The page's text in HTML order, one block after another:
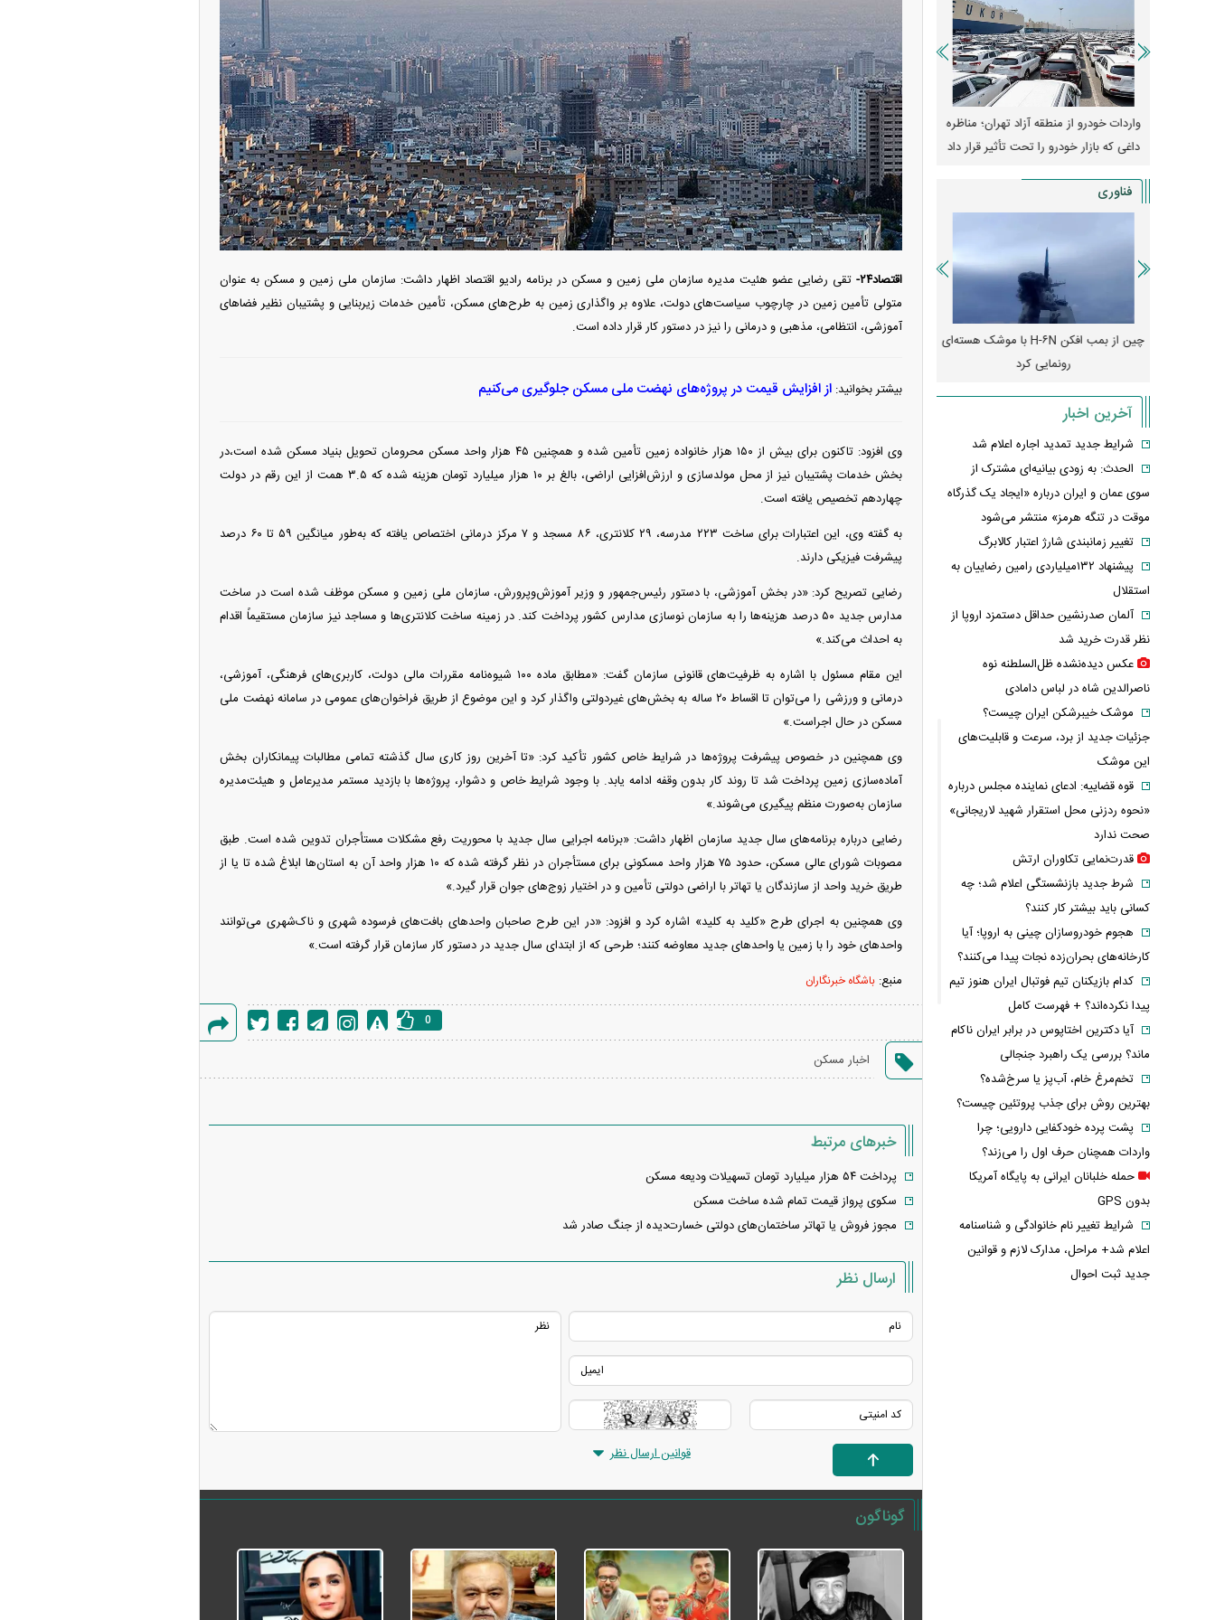
اقتصاد۲۴-
تقی رضایی عضو هئیت مدیره سازمان ملی زمین و مسکن در برنامه رادیو اقتصاد اظهار داشت: سازمان ملی زمین و مسکن به عنوان
متولی تأمین زمین در چارچوب سیاست‌های دولت، علاوه بر واگذاری زمین به طرح‌های مسکن، تأمین خدمات زیربنایی و پشتیبان نظیر فضاهای
آموزشی، انتظامی، مذهبی و درمانی را نیز در دستور کار قرار داده است.
بیشتر بخوانید: از افزایش قیمت در پروژه‌های نهضت ملی مسکن جلوگیری می‌کنیم
وی افزود: تاکنون برای بیش از ۱۵۰ هزار خانواده زمین تأمین شده و همچنین ۴۵ هزار واحد مسکن محرومان تحویل بنیاد مسکن شده است،در
بخش خدمات پشتیبان نیز از محل مولدسازی و ارزش‌افزایی اراضی، بالغ بر ۱۰ هزار میلیارد تومان هزینه شده که ۳.۵ همت از این رقم در دولت
چهاردهم تخصیص یافته است.
به گفته وی، این اعتبارات برای ساخت ۲۲۳ مدرسه، ۲۹ کلانتری، ۸۶ مسجد و ۷ مرکز درمانی اختصاص یافته که به‌طور میانگین ۵۹ تا ۶۰ درصد
پیشرفت فیزیکی دارند.
رضایی تصریح کرد: «در بخش آموزشی، با دستور رئیس‌جمهور و وزیر آموزش‌وپرورش، سازمان ملی زمین و مسکن موظف شده است در ساخت
مدارس جدید ۵۰ درصد هزینه‌ها را به سازمان نوسازی مدارس کشور پرداخت کند. در زمینه ساخت کلانتری‌ها و مساجد نیز سازمان مستقیماً اقدام
به احداث می‌کند.»
این مقام مسئول با اشاره به ظرفیت‌های قانونی سازمان گفت: «مطابق ماده ۱۰۰ شیوه‌نامه مقررات مالی دولت، کاربری‌های فرهنگی، آموزشی،
درمانی و ورزشی را می‌توان تا اقساط ۲۰ ساله به بخش‌های غیردولتی واگذار کرد و این موضوع از طریق فراخوان‌های عمومی در سامانه نهضت ملی
مسکن در حال اجراست.»
وی همچنین در خصوص پیشرفت پروژه‌ها در شرایط خاص کشور تأکید کرد: «تا آخرین روز کاری سال گذشته تمامی مطالبات پیمانکاران بخش
آماده‌سازی زمین پرداخت شد تا روند کار بدون وقفه ادامه یابد. با وجود شرایط خاص و دشوار، پروژه‌ها با بازدید مستمر مدیرعامل و هیئت‌مدیره
سازمان به‌صورت منظم پیگیری می‌شوند.»
رضایی درباره برنامه‌های سال جدید سازمان اظهار داشت: «برنامه اجرایی سال جدید با محوریت رفع مشکلات مستأجران تدوین شده است. طبق
مصوبات شورای عالی مسکن، حدود ۷۵ هزار واحد مسکونی برای مستأجران در نظر گرفته شده که ۱۰ هزار واحد آن به استان‌ها ابلاغ شده تا یا از
طریق خرید واحد از سازندگان یا تهاتر با اراضی دولتی تأمین و در اختیار زوج‌های جوان قرار گیرد.»
وی همچنین به اجرای طرح «کلید به کلید» اشاره کرد و افزود: «در این طرح صاحبان واحدهای بافت‌های فرسوده شهری و ناک‌شهری می‌توانند
واحدهای خود را با زمین یا واحدهای جدید معاوضه کنند؛ طرحی که از ابتدای سال جدید در دستور کار سازمان قرار گرفته است.»
منبع: باشگاه خبرنگاران
گزارش
0
اخبار مسکن
خبرهای مرتبط
پرداخت ۵۴ هزار میلیارد تومان تسهیلات ودیعه مسکن
سکوی پرواز قیمت تمام شده ساخت مسکن
مجوز فروش یا تهاتر ساختمان‌های دولتی خسارت‌دیده از جنگ صادر شد
ارسال نظر
قوانین ارسال نظر
گوناگون
واردات خودرو از منطقه آزاد تهران؛ مناظره
داغی که بازار خودرو را تحت تأثیر قرار داد
قیمت خودرو وارد فاز جدید شد/ اولین
واکنش بازار به تحولات سیاسی + جدول
هجوم خودروسازان چینی به اروپا؛ آیا
کارخانه‌های بحران‌زده نجات پیدا می‌کنند؟
واردات خودرو از منطقه آزاد تهران؛ مناظره
داغی که بازار خودرو را تحت تأثیر قرار داد
فناوری
چین از بمب افکن H-۶N با موشک هسته‌ای
رونمایی کرد
پهپاد رهگیر یا موشک پدافند؛ قدرت تهدید
آخرین اخبار
شرایط جدید تمدید اجاره اعلام شد
الحدث: به زودی بیانیه‌ای مشترک از
سوی عمان و ایران درباره «ایجاد یک گذرگاه
موقت در تنگه هرمز» منتشر می‌شود
تغییر زمانبندی‌ شارژ اعتبار کالابرگ
پیشنهاد ۱۳۲میلیاردی رامین رضاییان به
استقلال
آلمان صدرنشین حداقل دستمزد اروپا از
نظر قدرت خرید شد
عکس دیده‌نشده ظل‌السلطنه نوه
ناصرالدین شاه در لباس دامادی
موشک خیبرشکن ایران چیست؟
جزئیات جدید از برد، سرعت و قابلیت‌های
این موشک
قوه قضاییه: ادعای نماینده مجلس درباره
«نحوه ردزنی محل استقرار شهید لاریجانی»
صحت ندارد
قدرت‌نمایی تکاوران ارتش
شرط جدید بازنشستگی اعلام شد؛ چه
کسانی باید بیشتر کار کنند؟
هجوم خودروسازان چینی به اروپا؛ آیا
کارخانه‌های بحران‌زده نجات پیدا می‌کنند؟
کدام بازیکنان تیم فوتبال ایران هنوز تیم
پیدا نکرده‌اند؟ + فهرست کامل
آیا دکترین اختاپوس در برابر ایران ناکام
ماند؟ بررسی یک راهبرد جنجالی
تخم‌مرغ خام، آب‌پز یا سرخ‌شده؟
بهترین روش برای جذب پروتئین چیست؟
پشت پرده خودکفایی دارویی؛ چرا
واردات همچنان حرف اول را می‌زند؟
حمله خلبانان ایرانی به پایگاه آمریکا
بدون GPS
شرایط تغییر نام خانوادگی و شناسنامه
اعلام شد+ مراحل، مدارک لازم و قوانین
جدید ثبت احوال